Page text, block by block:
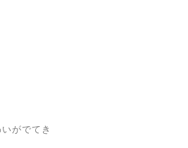
がでてき